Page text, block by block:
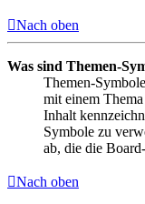
Nach oben
Was sind Themen-
Themen-
mit einem
Inhalt
Symbole zu
ab, die die
Nach oben